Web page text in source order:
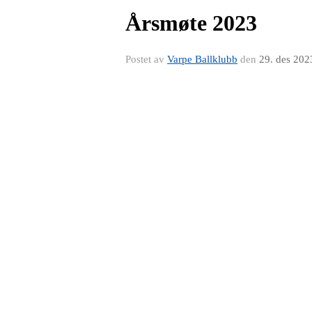
Årsmøte 2023
Postet av Varpe Ballklubb den 29. des